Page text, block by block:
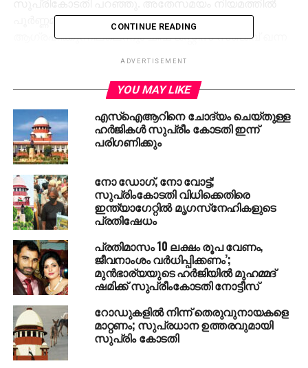
പൂര്‍ണ്ണമായി മാറ്റം കൊണ്ടുവരാന്‍
ആഗ്രഹിക്കുന്നില്ലെന്നും ചീഫ് ജസ്റ്റിസ് സഞ്ജീവ് ഖന്ന
ആവര്‍ത്തിച്ചു. നിലവിലെ വഖഫ് ഭൂമികള്‍ വഖഫ്
അല്ലാതാക്കി മാറ്റരുതെന്നും കോടതി നിര്‍ദേശിച്ചു.
രജിസ്റ്റര്‍ ചെയ്ത് കഴിഞ്ഞതോ വിജ്ഞാപനം വഴി
വഖഫായ ഭൂമിയോ അതേപടി നിലനിര്‍ത്തണമെന്ന്
കോടതി വ്യക്തമാക്കി. ഏഴു ദിവസത്തിനുള്ളില്‍ മറുപടി
ലഭിച്ച ശേഷം അന്തിമ തീരുമാനമെടുക്കും.
ഉപയോഗം വഴി വഖഫ് ആയ വസ്തുക്കള്‍ക്ക് ഡി
നോട്ടിഫൈ ചെയ്യരുത്. വിശദവാദത്തിന് നോഡല്‍
കൗണ്‍സിലര്‍മാരെ നിയോഗിക്കുമെന്നും
സുപ്രീംകോടതി വ്യക്തമാക്കി.
അമുസ്ലീങ്ങളെ നല്‍ക്കാലം നിയമിക്കില്ലെന്ന്
കേന്ദ്രസര്‍ക്കാര്‍ അറിയിച്ചു. അഞ്ച് ഹര്‍ജികള്‍
ഒഴികെയുള്ള ഹര്‍ജികള്‍ തീര്‍പ്പാക്കിയാതായി
കണക്കാക്കുമെന്ന് കോടതി വ്യക്തമാക്കി.
CONTINUE READING
ADVERTISEMENT
YOU MAY LIKE
എസ്‌ഐആറിനെ ചോദ്യം ചെയ്തുള്ള
ഹര്‍ജികള്‍ സുപ്രീം കോടതി ഇന്ന്
പരിഗണിക്കും
നോ ഡോഗ്, നോ വോട്ട്;
സുപ്രിംകോടതി വിധിക്കെതിരെ
ഇന്ത്യാഗേറ്റില്‍ മൃഗസ്‌നേഹികളുടെ
പ്രതിഷേധം
പ്രതിമാസം 10 ലക്ഷം രൂപ വേണം,
ജീവനാംശം വർധിപ്പിക്കണം’;
മുൻഭാര്യയുടെ ഹർജിയിൽ‌ മുഹമ്മദ്
ഷമിക്ക് സുപ്രീംകോടതി നോട്ടീസ്
റോഡുകളില്‍ നിന്ന് തെരുവുനായകളെ
മാറ്റണം; സുപ്രധാന ഉത്തരവുമായി
സുപ്രിം കോടതി